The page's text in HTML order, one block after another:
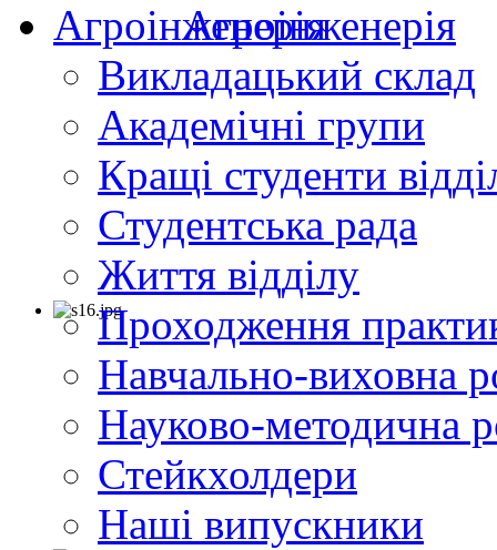
Агроінженерія
Викладацький склад
Академічні групи
Кращі студенти
Студентська рада
Життя відділу
Проходження
Навчально-виховна
Науково-методична
Стейкхолдери
Наші випускники